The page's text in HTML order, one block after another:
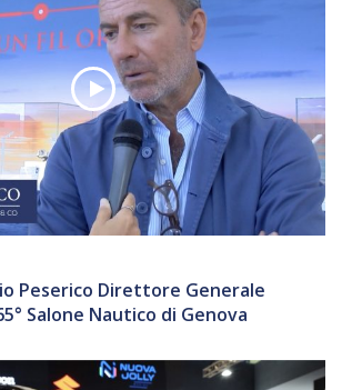
Peserico Direttore Generale
Salone Nautico di Genova